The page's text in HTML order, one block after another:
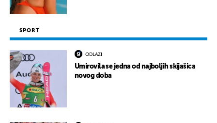
SPORT
ODLAZI
Umirovila se jedna od najboljih skijašica
novog doba